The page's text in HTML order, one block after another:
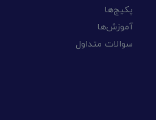
پکیج‌ها
آموزش‌ها
سوالات متداول